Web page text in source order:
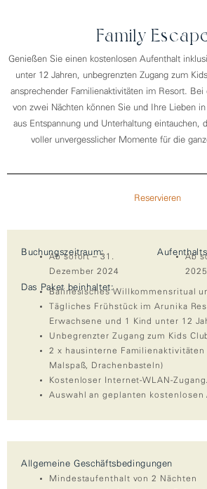
Family
Genießen Sie einen kostenlosen Aufenthalt
unter 12 Jahren, unbegrenzten Zugang zum
ansprechender Familienaktivitäten im Resort.
von zwei Nächten können Sie und Ihre Lieben
aus Entspannung und Unterhaltung eintauchen,
voller unvergesslicher Momente für die
Reservieren
Buchungszeitraum:
Ab sofort – 31.
Dezember 2024
Ab
2025
Das Paket beinhaltet:
Balinesisches Willkommensritual
Tägliches Frühstück im Arunika
Erwachsene und 1 Kind unter 12
Unbegrenzter Zugang zum Kids
2 x hausinterne Familienaktivitäten
Malspaß, Drachenbasteln)
Kostenloser Internet-WLAN-Zugang.
Auswahl an geplanten kostenlosen
Allgemeine Geschäftsbedingungen
Mindestaufenthalt von 2 Nächten